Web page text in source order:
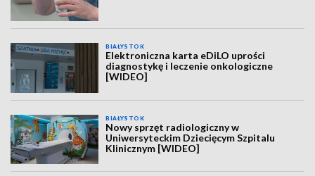
BIAŁYSTOK
Elektroniczna karta eDiLO uprości
diagnostykę i leczenie onkologiczne
[WIDEO]
BIAŁYSTOK
Nowy sprzęt radiologiczny w
Uniwersyteckim Dziecięcym Szpitalu
Klinicznym [WIDEO]